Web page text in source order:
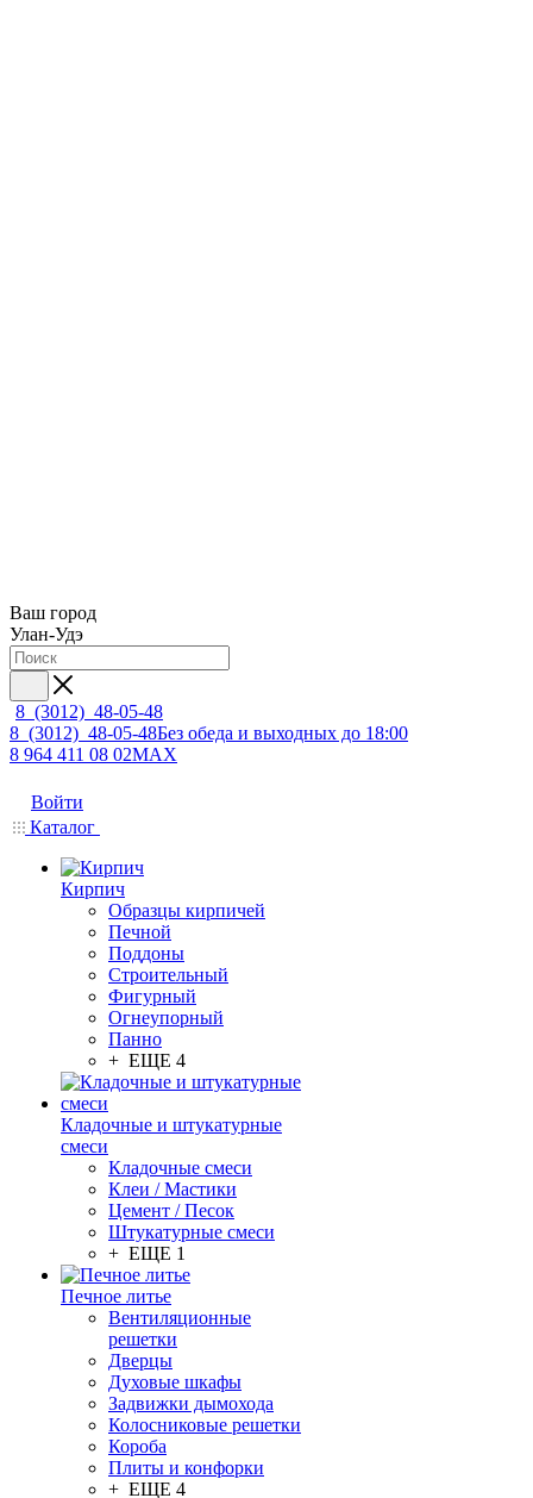
Ваш город
Улан-Удэ
8 (3012) 48-05-48
8 (3012) 48-05-48Без обеда и выходных до 18:00
8 964 411 08 02MAX
Войти
Каталог
Кирпич
Образцы кирпичей
Печной
Поддоны
Строительный
Фигурный
Огнеупорный
Панно
+ ЕЩЕ 4
Кладочные и штукатурные
смеси
Кладочные смеси
Клеи / Мастики
Цемент / Песок
Штукатурные смеси
+ ЕЩЕ 1
Печное литье
Вентиляционные
решетки
Дверцы
Духовые шкафы
Задвижки дымохода
Колосниковые решетки
Короба
Плиты и конфорки
+ ЕЩЕ 4